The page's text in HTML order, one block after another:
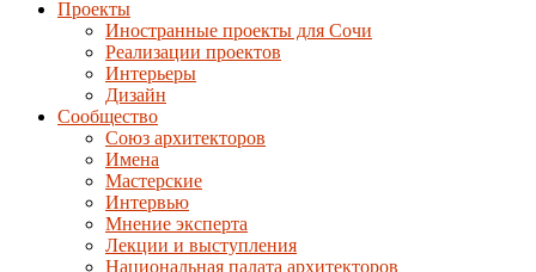
Проекты
Иностранные проекты для Сочи
Реализации проектов
Интерьеры
Дизайн
Сообщество
Союз архитекторов
Имена
Мастерские
Интервью
Мнение эксперта
Лекции и выступления
Национальная палата архитекторов